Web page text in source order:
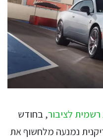
רשמית לציבור, בחודש
נמנעה מלחשוף את